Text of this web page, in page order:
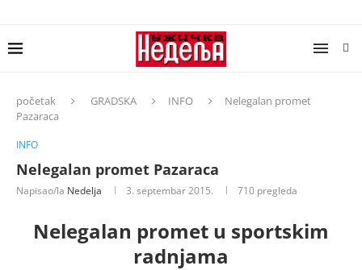
početak GRADSKA INFO
Nelegalan promet
Pazaraca
INFO
Nelegalan promet Pazaraca
Napisao/la Nedelja 3. septembar 2015. 710 pregleda
Nelegalan promet u sportskim
radnjama